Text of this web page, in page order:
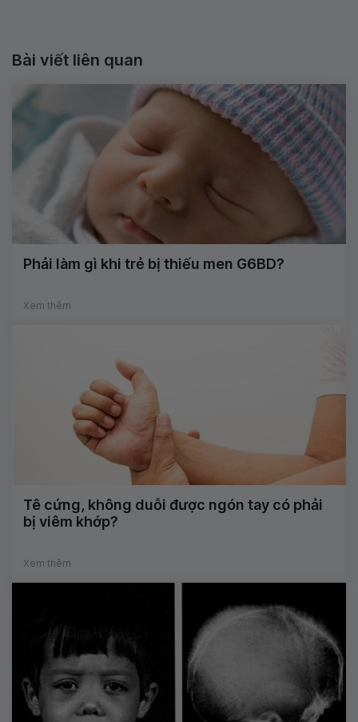
Bài viết liên quan
Phải làm gì khi trẻ bị thiếu men G6BD?
Xem thêm
Tê cứng, không duỗi được ngón tay có phải
bị viêm khớp?
Xem thêm